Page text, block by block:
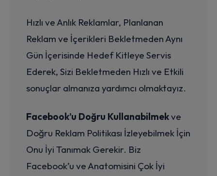
Hızlı ve Anlık Reklamlar, Planlanan
Reklam ve İçerikleri Bekletmeden Aynı
Gün İçerisinde Hedef Kitleye Servis
Ederek, Sizi Bekletmeden Hızlı ve Etkili
sonuçlar almanıza yardımcı olmaktayız.
Facebook’u Doğru Kullanabilmekve
Doğru Reklam Politikası İzleyebilmek İçin
Onu İyi Tanımak Gerekir. Biz
Facebook’u ve Anatomisini Çok İyi